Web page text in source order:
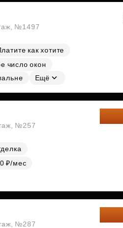
№1497
как хотите
число окон
Ещё
№257
₽/мес
№287